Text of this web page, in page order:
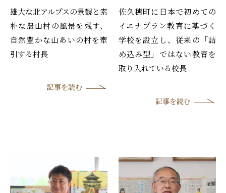
雄大な北アルプスの景観と素
朴な農山村の風景を残す、
自然豊かな山あいの村を牽
引する村長
記事を読む
佐久穂町に日本で初めての
イエナプラン教育に基づく
学校を設立し、従来の「詰
め込み型」ではない教育を
取り入れている校長
記事を読む